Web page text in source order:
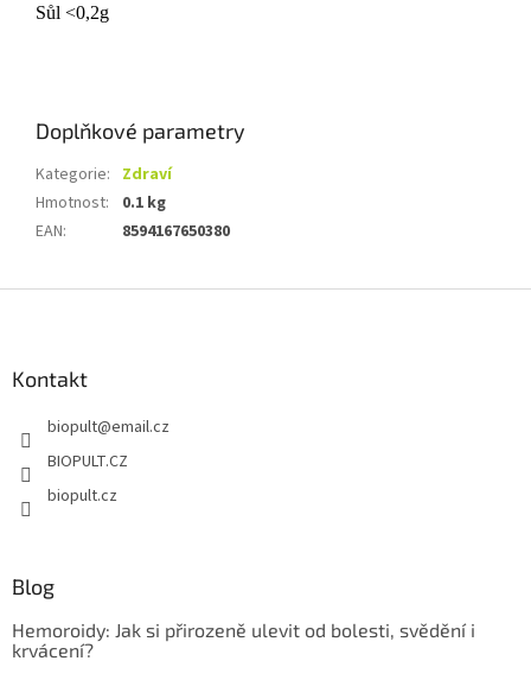
Sůl <0,2g
Doplňkové parametry
Kategorie: Zdraví
Hmotnost:
0.1 kg
EAN: 8594167650380
Kontakt
biopult@email.cz
BIOPULT.CZ
biopult.cz
Blog
Hemoroidy: Jak si přirozeně ulevit od bolesti, svědění i
krvácení?